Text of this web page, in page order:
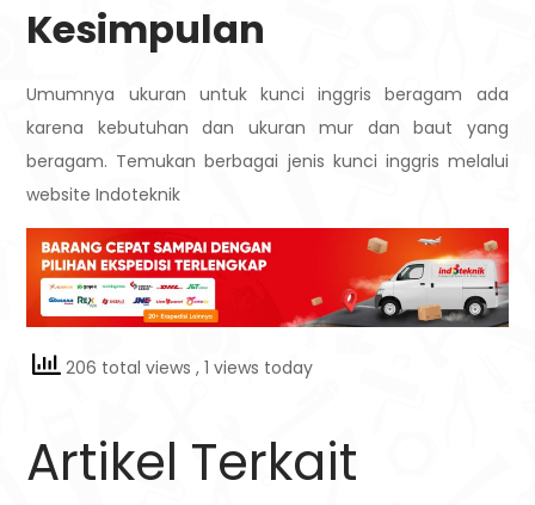
Kesimpulan
Umumnya ukuran untuk kunci inggris beragam ada
karena kebutuhan dan ukuran mur dan baut yang
beragam. Temukan berbagai jenis kunci inggris melalui
website Indoteknik
206 total views, 1 views today
Artikel Terkait